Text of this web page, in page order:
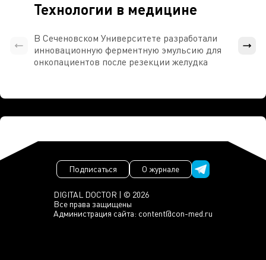
Технологии в медицине
В Сеченовском Университете разработали
инновационную ферментную эмульсию для
онкопациентов после резекции желудка
DIGITAL DOCTOR | © 2026
Все права защищены
Администрация сайта: content@con-med.ru
Подписаться О журнале